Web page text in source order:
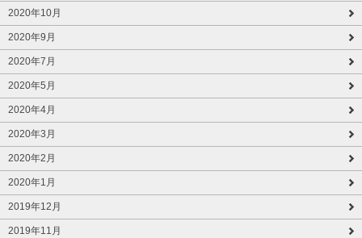
2020年10月
2020年9月
2020年7月
2020年5月
2020年4月
2020年3月
2020年2月
2020年1月
2019年12月
2019年11月